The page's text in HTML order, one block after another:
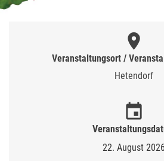
place
Veranstaltungsort /
Hetendorf
event
22. August 2026